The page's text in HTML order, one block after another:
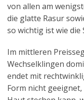
von allen am
die glatte Rasur
so wichtig ist wie die
Im mittleren
Wechselklingen
endet mit
Form nicht geeignet,